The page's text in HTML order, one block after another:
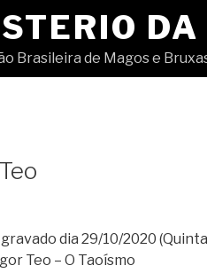
Brasileira de Magos e
dia 29/10/2020
Teo – O Taoísmo